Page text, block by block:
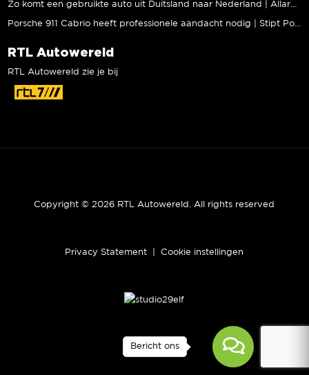
Bericht ons
Zo komt een gebruikte auto uit Duitsland naar Nederland | Allard Kalff
Porsche 911 Cabrio heeft professionele aandacht nodig | Stipt Polish Point
RTL Autowereld
RTL Autowereld zie je bij
Copyright © 2026 RTL Autowereld. All rights reserved
Privacy Statement Cookie instellingen